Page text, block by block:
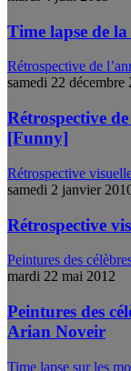
Time lapse de
Rétrospective de
samedi 22 décembre
Rétrospective
[Funny]
Rétrospective
samedi 2 janvier
Rétrospective
Peintures des
mardi 22 mai 2012
Peintures des
Arian Noveir
Time lapse sur les